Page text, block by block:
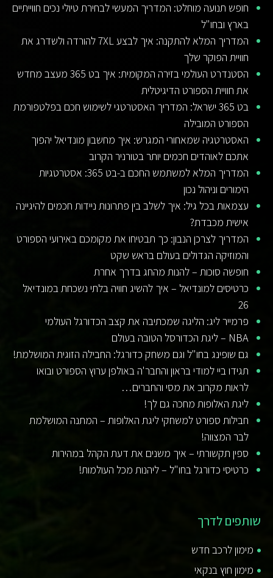
חופש תנועה מוחלט: המדריך המעשי לבחירת טיולי נכים חווייתיים
בארץ ובחו"ל
המדריך המלא להתקנה: איך לבצע 7XL להורדה ולשדרג את
חוויית הפוקר שלך
הסטנדרט העולמי בזירה המקומית: איך בט 365 מעצב מחדש
את חוויית הספורט הדיגיטלית
בט 365 ישראל: המדריך האסטרטגי לשימוש חכם בפלטפורמת
הספורט המובילה
האסטרטגיה שמאחורי המגרש: איך מחשבון מונדיאל יהפוך
אתכם לאוהדים חכמים יותר בטורניר הקרוב
המדריך המלא למשתמש החכם ב-בט 365: אסטרטגיות
הימורים וניהול נכון
עצמאות בכל גיל: איך לשלב בין פתרונות ניידות חכמים להיגיינה
אישית מכבדת?
המדריך לצרכן הנבון: כך תבטיחו את מקומכם באירועי הספורט
והמוזיקה הגדולים בעולם בראש שקט
חופשה סוכות – להנות מהחג בדרך אחרת
כרטיסים למונדיאל – איך להשיג חוויה בלתי נשכחת במונדיאל
26
פרמייר ליג: הליגה שמכתיבה את קצב הכדורגל העולמי
NBA – ליגת הכדורסל הטובה בעולם
גם שופינג בחו"ל וגם משחק כדורגל: החבילה הזוגית המושלמת!
תגידו ביי למודי בראון והחבר'ה באולפן ערוץ הספורט ובואו
לראות מקרוב את מסי והחברים…
ליגת האלופות מחכה גם לך!
חבילות ספורט למשחקי ליגת האלופות – המתנה המושלמת
לבר המצווה!
ספין תקשורתי – איך משנים את דעת הקהל במהירות
כרטיסי כדורגל בחו"ל – ליהנות מכל העולמות!
שותפים לדרך
מימון לרכב חדש
מימון חוץ בנקאי